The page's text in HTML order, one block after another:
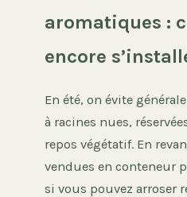
aromatiques :
encore
En été, on évite
à racines nues,
repos végétatif. En
vendues en conteneur
si vous pouvez arroser